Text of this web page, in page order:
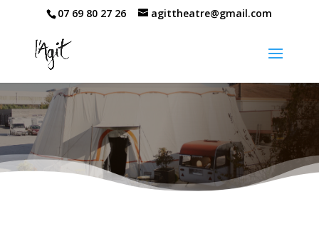
07 69 80 27 26 agittheatre@gmail.com